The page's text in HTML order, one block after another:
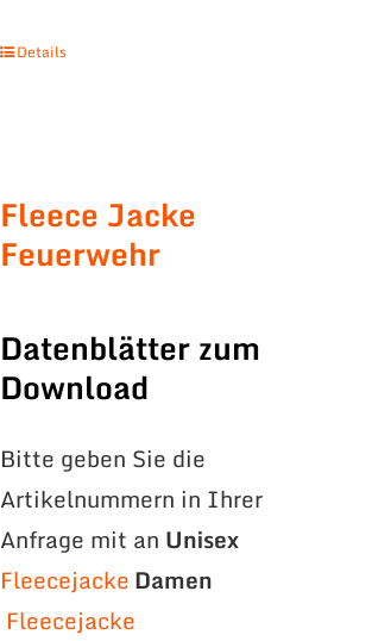
Details
Fleece Jacke
Feuerwehr
Datenblätter zum
Download
Bitte geben Sie die
Artikelnummern in Ihrer
Anfrage mit an Unisex
FleecejackeDamen
Fleecejacke